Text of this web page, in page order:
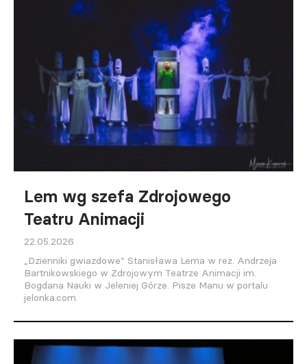
Lem wg szefa Zdrojowego
Teatru Animacji
22.05.2026
„Dzienniki gwiazdowe” Stanisława Lema w reż. Andrzeja
Bartnikowskiego w Zdrojowym Teatrze Animacji im.
Bogdana Nauki w Jeleniej Górze. Pisze Manu w portalu
jelonka.com.